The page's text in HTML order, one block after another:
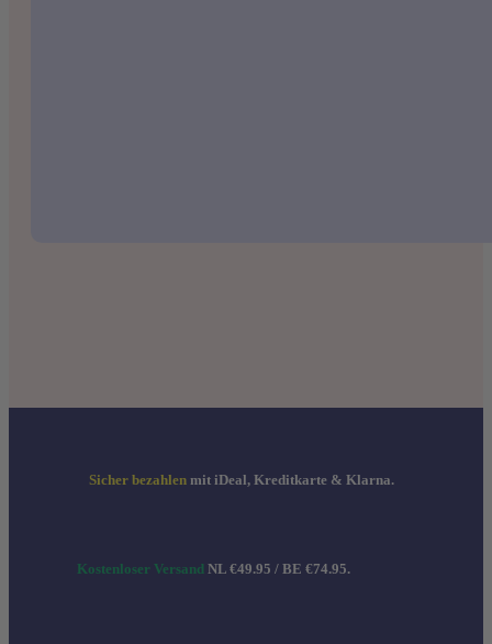
Sicher bezahlen mit iDeal, Kreditkarte & Klarna.
Kostenloser Versand NL €49.95 / BE €74.95.